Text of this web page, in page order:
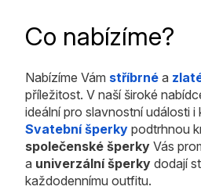
Co nabízíme?
Nabízíme Vám stříbrné a
příležitost. V naší široké
ideální pro slavnostní události i
Svatební šperky podtrhnou
společenské šperky Vás
a univerzální šperky dodají
každodennímu outfitu.